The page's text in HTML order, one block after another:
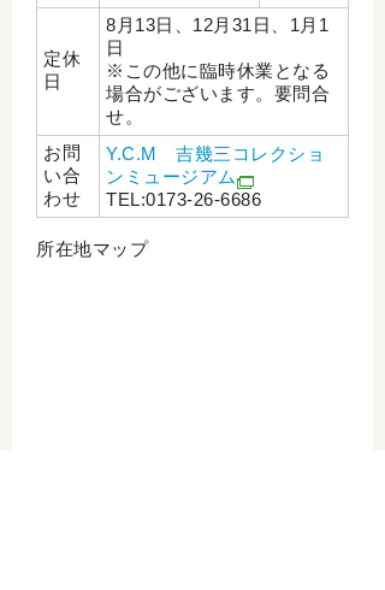
定休
日
8月13日、12月31日、1月1
日
※この他に臨時休業となる
場合がございます。要問合
せ。
お問
い合
わせ
Y.C.M 吉幾三コレクショ
ンミュージアム
TEL:0173-26-6686
所在地マップ